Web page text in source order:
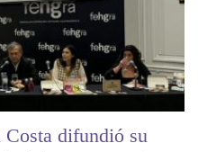
difundió su